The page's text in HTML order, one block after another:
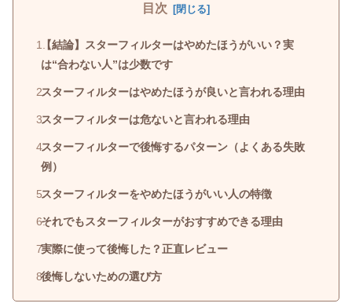
目次
【結論】スターフィルターはやめたほうがいい？実
は“合わない人”は少数です
スターフィルターはやめたほうが良いと言われる理由
スターフィルターは危ないと言われる理由
スターフィルターで後悔するパターン（よくある失敗
例）
スターフィルターをやめたほうがいい人の特徴
それでもスターフィルターがおすすめできる理由
実際に使って後悔した？正直レビュー
後悔しないための選び方